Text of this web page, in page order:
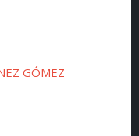
GÓMEZ